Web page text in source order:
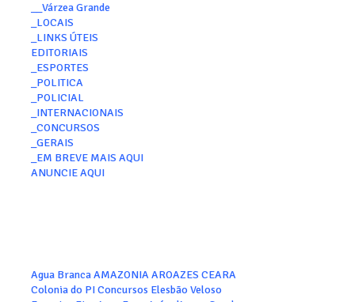
__Várzea Grande
_LOCAIS
_LINKS ÚTEIS
EDITORIAIS
_ESPORTES
_POLITICA
_POLICIAL
_INTERNACIONAIS
_CONCURSOS
_GERAIS
_EM BREVE MAIS AQUI
ANUNCIE AQUI
Agua Branca AMAZONIA AROAZES CEARA
Colonia do PI Concursos Elesbão Veloso